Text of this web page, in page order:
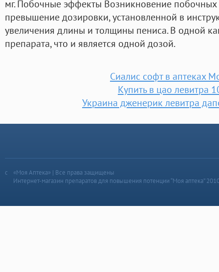
мг. Побочные эффекты Возникновение
превышение дозировки, установленной в
увеличения длины и толщины пениса. В одной
препарата, что и является одной дозой.
Сиалис софт в аптеках
Купить в цао левитра
Украина дженерик левитра
«Моя Аптека» | Все права защищены
Интернет-магазин препаратов для повышения потенции “Моя аптека”